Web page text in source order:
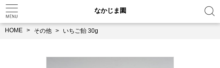
なかじま園
HOME その他 いちご飴 30g